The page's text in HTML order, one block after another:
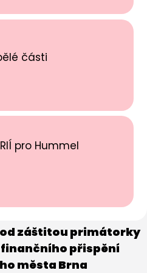
části
pro Hummel
záštitou primátorky
finančního přispění
města Brna